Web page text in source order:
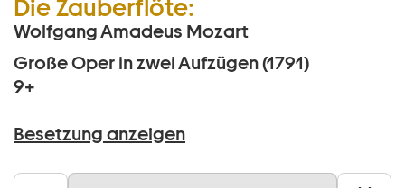
Die Zauberflöte:
Wolfgang Amadeus Mozart
Große Oper in zwei Aufzügen (1791)
9+
Besetzung anzeigen